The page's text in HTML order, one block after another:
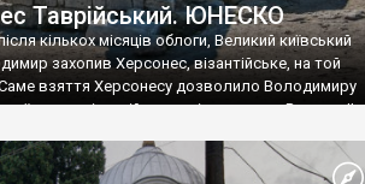
Таврійський. ЮНЕСКО
кількох місяців облоги, Великий київський
захопив Херсонес, візантійське, на той
Саме взяття Херсонесу дозволило Володимиру
умови візантійському імператору Василю ІІ,
язичник, став Василем-
А потім було Хрещення Русі. На честь